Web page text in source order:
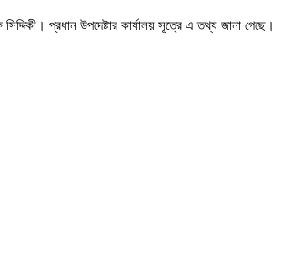
প্রধান উপদেষ্টার কার্যালয় সূত্রে এ তথ্য জানা গেছে।